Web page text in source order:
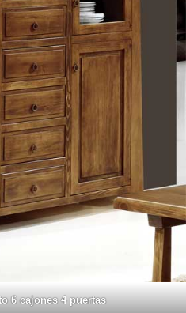
6 cajones 4 puertas